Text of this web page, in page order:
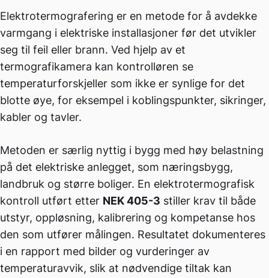
Elektrotermografering er en metode for å avdekke
varmgang i elektriske installasjoner før det utvikler
seg til feil eller brann. Ved hjelp av et
termografikamera kan kontrolløren se
temperaturforskjeller som ikke er synlige for det
blotte øye, for eksempel i koblingspunkter, sikringer,
kabler og tavler.
Metoden er særlig nyttig i bygg med høy belastning
på det elektriske anlegget, som næringsbygg,
landbruk og større boliger. En elektrotermografisk
kontroll utført etter NEK 405-3 stiller krav til både
utstyr, oppløsning, kalibrering og kompetanse hos
den som utfører målingen. Resultatet dokumenteres
i en rapport med bilder og vurderinger av
temperaturavvik, slik at nødvendige tiltak kan